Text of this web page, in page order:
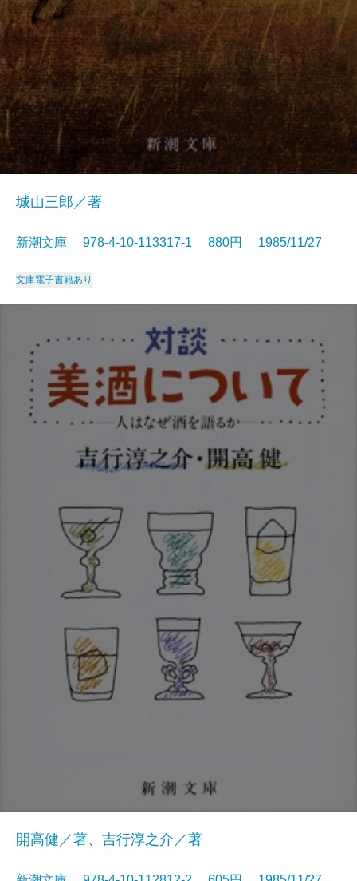
城山三郎／著
新潮文庫 978-4-10-113317-1 880円 1985/11/27
文庫電子書籍あり
開高健／著、吉行淳之介／著